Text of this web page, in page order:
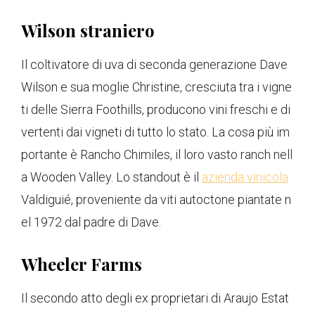
Wilson straniero
Il coltivatore di uva di seconda generazione Dave
Wilson e sua moglie Christine, cresciuta tra i vigne
ti delle Sierra Foothills, producono vini freschi e di
vertenti dai vigneti di tutto lo stato. La cosa più im
portante è Rancho Chimiles, il loro vasto ranch nell
a Wooden Valley. Lo standout è il azienda vinicola
Valdiguié, proveniente da viti autoctone piantate n
el 1972 dal padre di Dave.
Wheeler Farms
Il secondo atto degli ex proprietari di Araujo Estat